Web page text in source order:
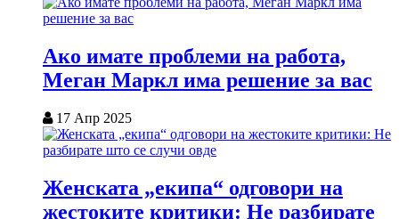
Ако имате проблеми на работа,
Меган Маркл има решение за вас
17 Апр 2025
Женската „екипа“ одговори на
жестоките критики: Не разбирате